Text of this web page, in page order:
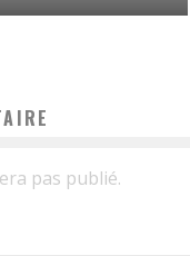
pas publié.